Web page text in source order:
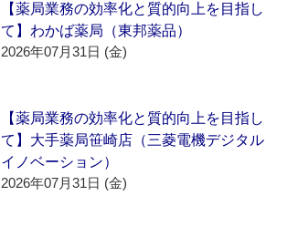
【薬局業務の効率化と質的向上を目指し
て】わかば薬局（東邦薬品）
2026年07月31日 (金)
【薬局業務の効率化と質的向上を目指し
て】大手薬局笹崎店（三菱電機デジタル
イノベーション）
2026年07月31日 (金)